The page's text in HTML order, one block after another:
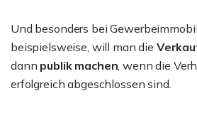
Und besonders bei
beispielsweise, will man die
dann publik machen, wenn die
erfolgreich abgeschlossen sind.